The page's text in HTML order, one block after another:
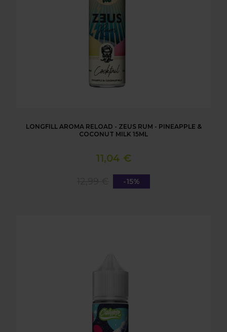
LONGFILL AROMA RELOAD - ZEUS RUM - PINEAPPLE &
COCONUT MILK 15ML
11,04 €
-15%